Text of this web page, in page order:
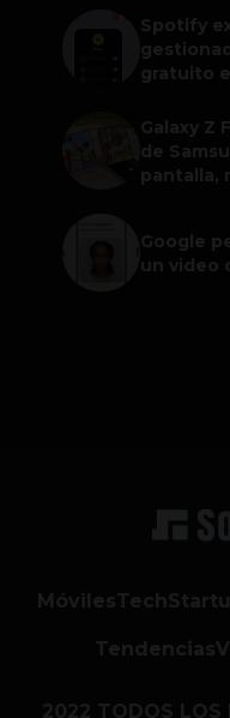
Spotify
gratuito
Galaxy Z
de
pantalla,
Google
un video